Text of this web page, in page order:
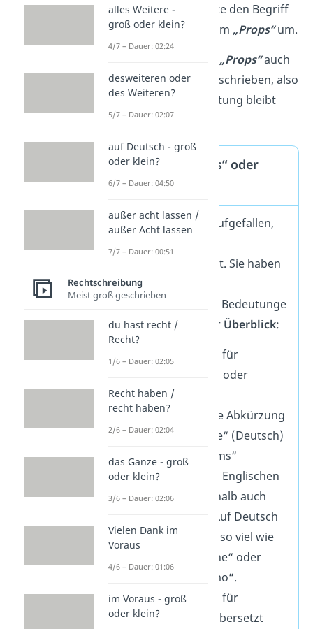
Rap-Szenebenannte den Begriff
dann in die Kurzform „Props“um.
„Props“auch
mit„z“am Ende geschrieben, also
„Propz“. Die Bedeutung bleibt
aber gleich.
„Props“, „Probs“ oder
„Probz“?
Vielleicht ist dir aufgefallen,
Abkürzungen gibt. Sie haben
allerdings
Bedeutunge
n. Hier ein kleiner Überblick:
„Prop
steht für
Anerkennung oder
Respekt.
„Pro
ist die Abkürzung
für „Probleme“ (Deutsch)
oder „Problems“
(Englisch). Im Englischen
sagst du deshalb auch
„No Probs“. Auf Deutsch
bedeutet das so viel wie
„keine Ursache“ oder
„Null Problemo“.
„Probz“
steht für
„probably“. Übersetzt
alles Weitere -
groß oder klein?
4/7 – Dauer: 02:24
desweiteren oder
des Weiteren?
5/7 – Dauer: 02:07
auf Deutsch - groß
oder klein?
6/7 – Dauer: 04:50
außer acht lassen /
außer Acht lassen
7/7 – Dauer: 00:51
Rechtschreibung
Meist groß geschrieben
du hast recht /
Recht?
1/6 – Dauer: 02:05
Recht haben /
recht haben?
2/6 – Dauer: 02:04
das Ganze - groß
oder klein?
3/6 – Dauer: 02:06
Vielen Dank im
Voraus
4/6 – Dauer: 01:06
im Voraus - groß
oder klein?